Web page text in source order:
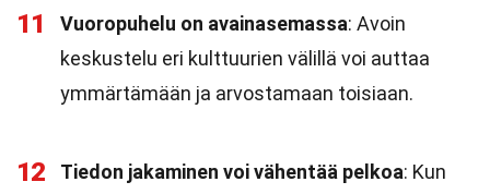
11 Vuoropuhelu on avainasemassa: Avoin
keskustelu eri kulttuurien välillä voi auttaa
ymmärtämään ja arvostamaan toisiaan.
12 Tiedon jakaminen voi vähentää pelkoa: Kun